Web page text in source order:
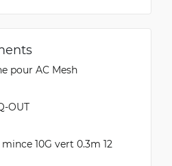
pour AC Mesh
OUT
10G vert 0.3m 12